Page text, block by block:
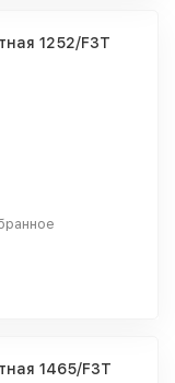
1252/F3T
1465/F3T